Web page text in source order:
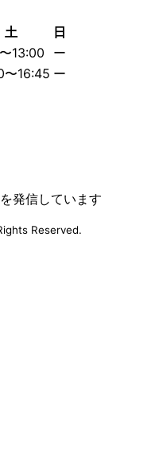
土
日
13:00
ー
〜16:45 ー
発信しています
Reserved.